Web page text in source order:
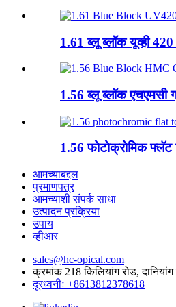
1.61 ब्लू ब्लॉक यूव्ही
1.56 ब्लू ब्लॉक एचएमसी
1.56 फोटोक्रोमिक फ्लॅट
आमच्याबद्दल
प्रमाणपत्र
आमच्याशी संपर्क साधा
उत्पादन प्रक्रिया
उपाय
व्हीआर
sales@hc-opical.com
क्रमांक 218 किलियांग रोड,
दूरध्वनीः +8613812378618